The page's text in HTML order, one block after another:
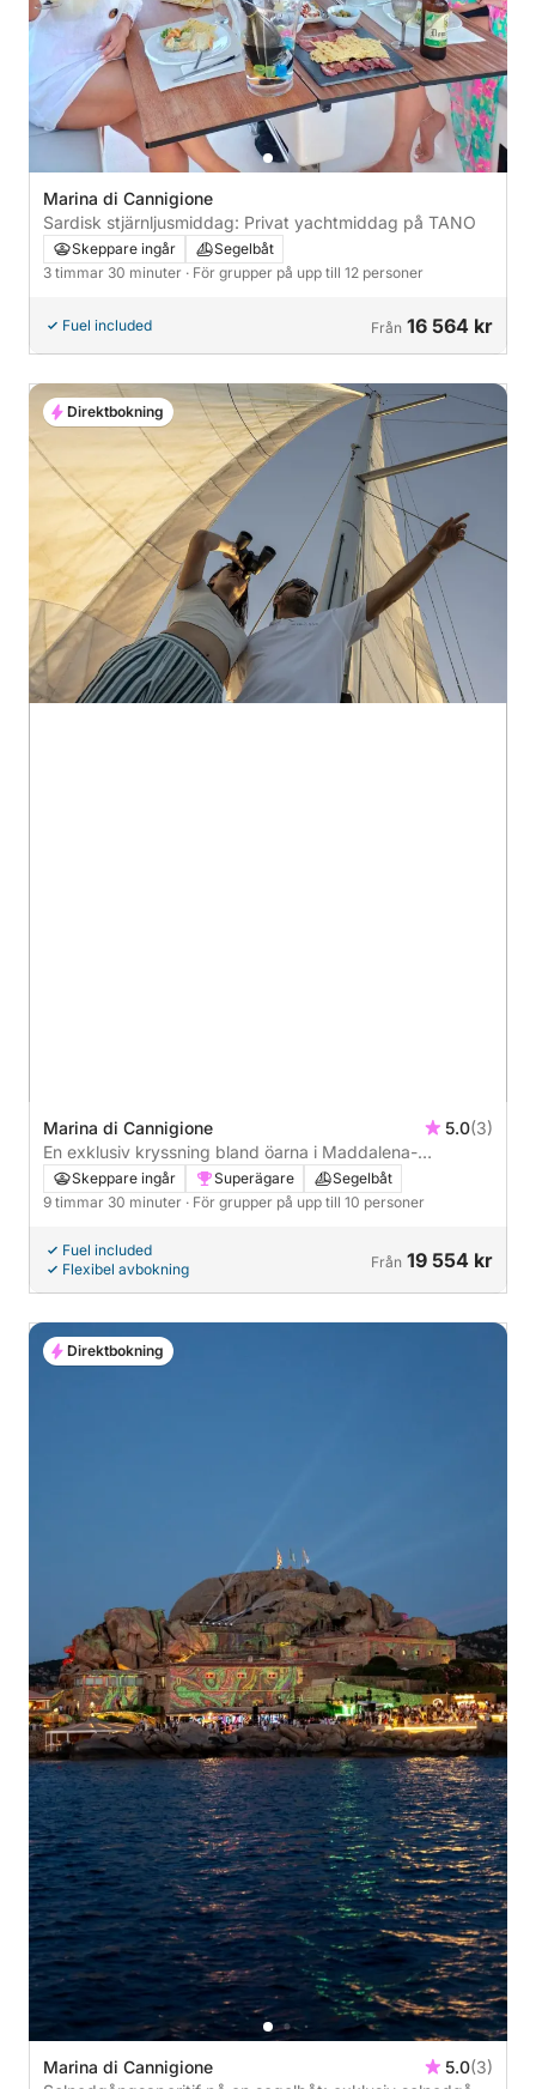
Marina di Cannigione
Sardisk stjärnljusmiddag: Privat yachtmiddag på TANO
Skeppare ingår
Segelbåt
3 timmar 30 minuter · För grupper på upp till 12 personer
Fuel included Från 16 564 kr
Marina di Cannigione 5.0(3)
En exklusiv kryssning bland öarna i Maddalena-
arkipelagen: en dag på en segelbåt med en sardisk
gourmetlunch.
Skeppare ingår Superägare
Segelbåt
9 timmar 30 minuter · För grupper på upp till 10 personer
Fuel included
Flexibel avbokning
Från 19 554 kr
Direktbokning
Marina di Cannigione 5.0(3)
Direktbokning